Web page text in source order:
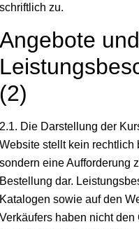
schriftlich zu.
Angebote und
(2)
2.1. Die Darstellung der
Website stellt kein rechtlich
sondern eine Aufforderung
Bestellung dar.
Katalogen sowie auf den
Verkäufers haben nicht den